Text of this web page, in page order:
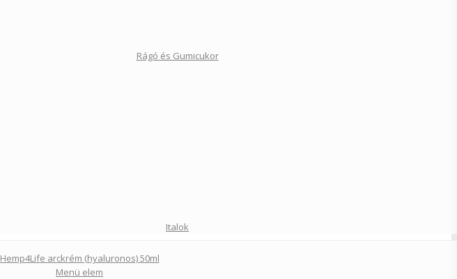
Rágó és Gumicukor
Italok
Hemp4Life arckrém (hyaluronos) 50ml
Menü elem